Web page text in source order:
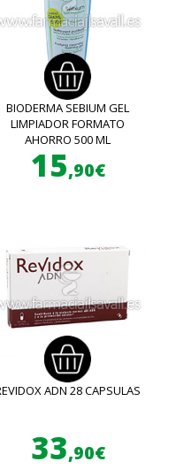
BIODERMA SEBIUM GEL
LIMPIADOR FORMATO
AHORRO 500 ML
15,90€
ADN 28 CAPSULAS
33,90€